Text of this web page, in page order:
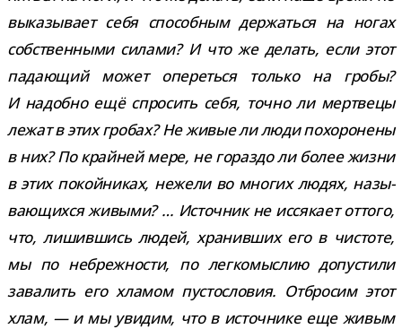
выка­зы­вает себя спо­соб­ным дер­жаться на ногах
соб­ствен­ными силами? И что же делать, если этот
пада­ю­щий может опе­реться только на гробы?
И надобно ещё спро­сить себя, точно ли мерт­вецы
лежат в этих гро­бах? Не живые ли люди похо­ро­нены
в них? По край­ней мере, не гораздо ли более жизни
в этих покой­ни­ках, нежели во мно­гих людях, назы­
ва­ю­щихся живыми? … Источник не исся­кает оттого,
что, лишив­шись людей, хра­нив­ших его в чистоте,
мы по небреж­но­сти, по лег­ко­мыс­лию допу­стили
зава­лить его хла­мом пусто­сло­вия. Отбросим этот
хлам, — и мы уви­дим, что в источ­нике еще живым